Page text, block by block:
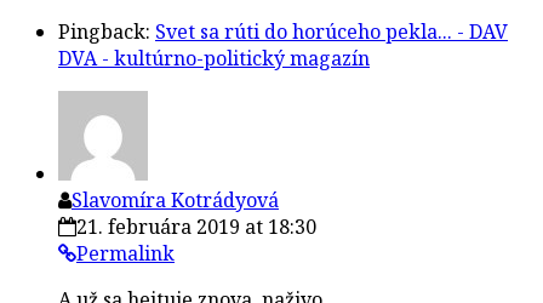
Pingback: Svet sa rúti do horúceho pekla... - DAV
DVA - kultúrno-politický magazín
Slavomíra Kotrádyová
21. februára 2019 at 18:30
Permalink